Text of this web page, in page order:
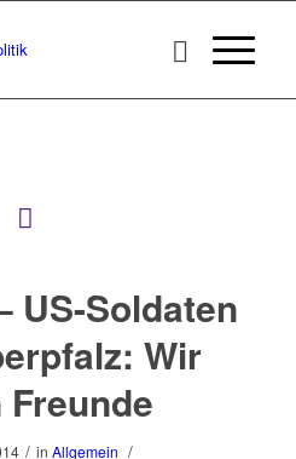
US-Soldaten
Wir
/ in Allgemein /